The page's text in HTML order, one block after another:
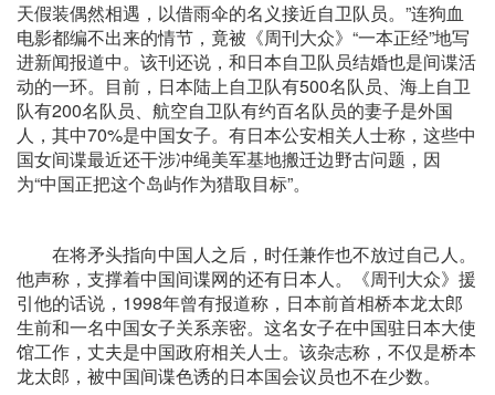
天假装偶然相遇，以借雨伞的名义接近自卫队员。”连狗血
电影都编不出来的情节，竟被《周刊大众》“一本正经”地写
进新闻报道中。该刊还说，和日本自卫队员结婚也是间谍活
动的一环。目前，日本陆上自卫队有500名队员、海上自卫
队有200名队员、航空自卫队有约百名队员的妻子是外国
人，其中70%是中国女子。有日本公安相关人士称，这些中
国女间谍最近还干涉冲绳美军基地搬迁边野古问题，因
为“中国正把这个岛屿作为猎取目标”。
在将矛头指向中国人之后，时任兼作也不放过自己人。
他声称，支撑着中国间谍网的还有日本人。《周刊大众》援
引他的话说，1998年曾有报道称，日本前首相桥本龙太郎
生前和一名中国女子关系亲密。这名女子在中国驻日本大使
馆工作，丈夫是中国政府相关人士。该杂志称，不仅是桥本
龙太郎，被中国间谍色诱的日本国会议员也不在少数。